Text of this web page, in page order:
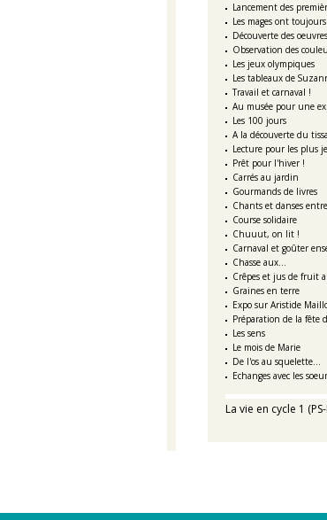
Lancement des
Les mages ont
Découverte des
Observation des
Les jeux olympiques
Les tableaux de
Travail et carnaval !
Au musée pour une
Les 100 jours
A la découverte du
Lecture pour les plus
Prêt pour l'hiver !
Carrés au jardin
Gourmands de livres
Chants et danses
Course solidaire
Chuuut, on lit !
Carnaval et goûter
Chasse aux...
Crêpes et jus de fruit
Graines en terre
Expo sur Aristide
Préparation de la fête
Les sens
Le mois de Marie
De l'os au squelette...
Echanges avec les
La vie en cycle 1 (PS-